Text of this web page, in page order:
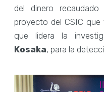
del dinero
proyecto del CSIC que
que lidera la
Kosaka, para la